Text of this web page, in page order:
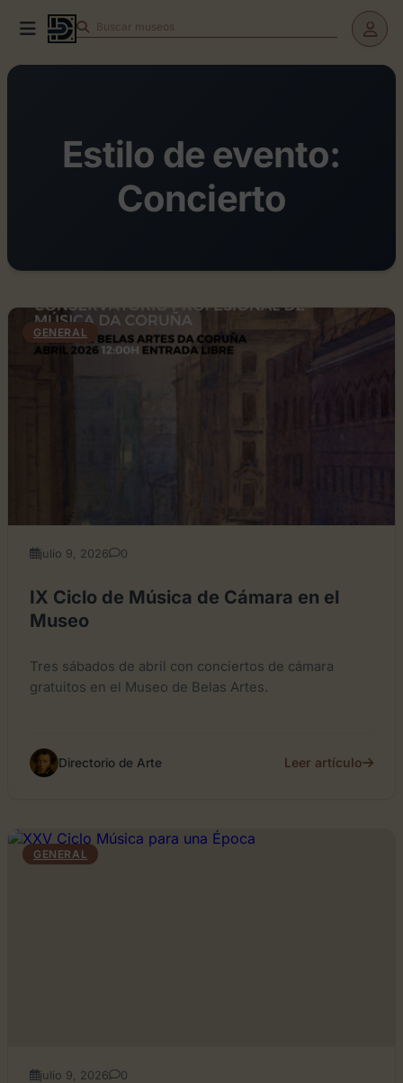
Buscar teatros
Estilo de evento:
Concierto
GENERAL
julio 9, 2026 0
IX Ciclo de Música de Cámara en el
Museo
Tres sábados de abril con conciertos de cámara
gratuitos en el Museo de Belas Artes.
Directorio de Arte Leer artículo
GENERAL
julio 9, 2026 0